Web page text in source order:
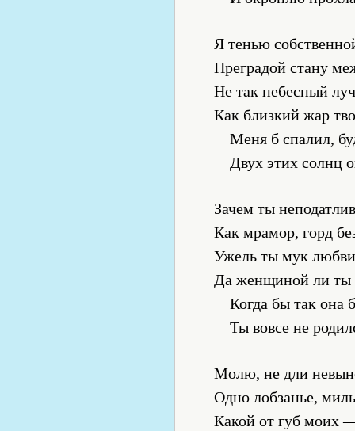
Я тенью
Преградой стану
Не так небесный
Как близкий жар
Меня б спалил,
Двух этих солнц
Зачем ты
Как мрамор, горд
Ужель ты мук
Да женщиной ли ты
Когда бы так она
Ты вовсе не
Молю, не дли
Одно лобзанье,
Какой от губ моих